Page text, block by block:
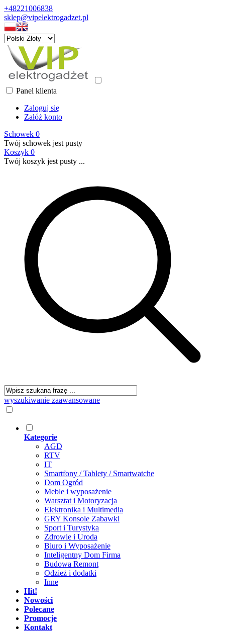
+48221006838
sklep@vipelektrogadzet.pl
Panel klienta
Zaloguj się
Załóż konto
Schowek 0
Twój schowek jest pusty
Koszyk 0
Twój koszyk jest pusty ...
wyszukiwanie zaawansowane
Kategorie
AGD
RTV
IT
Smartfony / Tablety / Smartwatche
Dom Ogród
Meble i wyposażenie
Warsztat i Motoryzacja
Elektronika i Multimedia
GRY Konsole Zabawki
Sport i Turystyka
Zdrowie i Uroda
Biuro i Wyposażenie
Inteligentny Dom Firma
Budowa Remont
Odzież i dodatki
Inne
Hit!
Nowości
Polecane
Promocje
Kontakt